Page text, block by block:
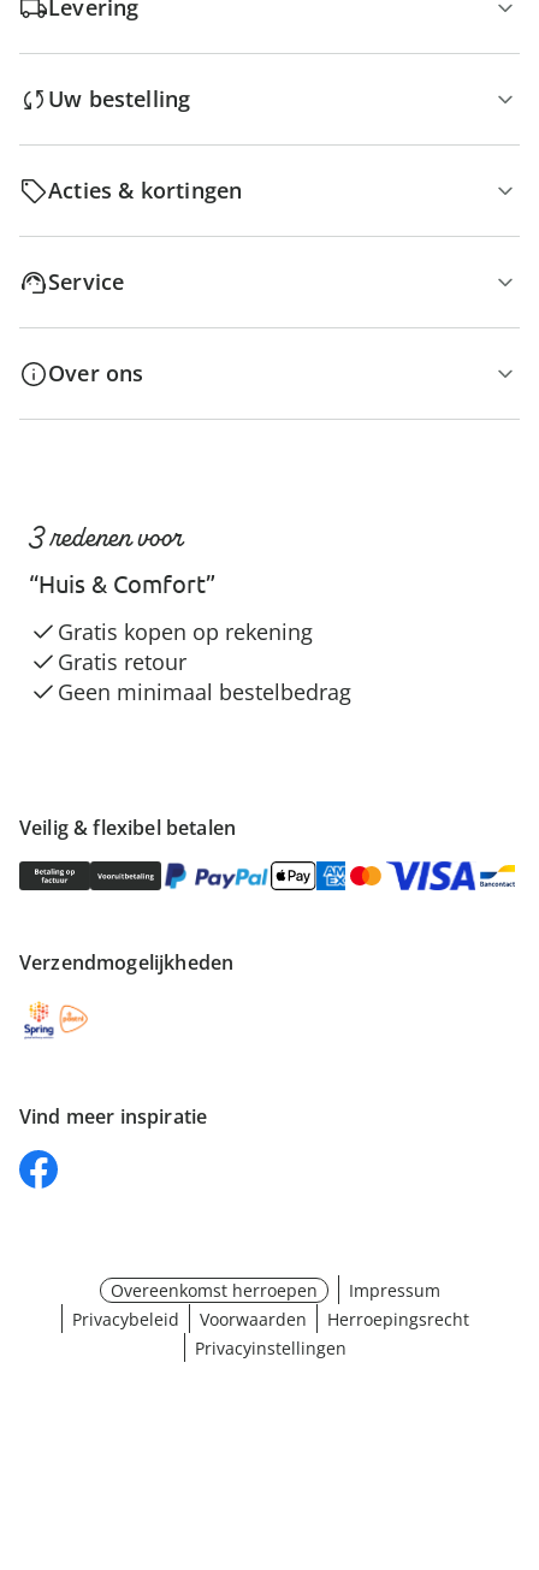
Levering
Uw bestelling
Acties & kortingen
Service
Over ons
Veilig & flexibel betalen
Verzendmogelijkheden
Vind meer inspiratie
3 redenen voor
“Huis & Comfort”
Gratis kopen op rekening
Gratis retour
Geen minimaal bestelbedrag
Overeenkomst herroepen
Impressum
Privacybeleid
Voorwaarden
Herroepingsrecht
Privacyinstellingen